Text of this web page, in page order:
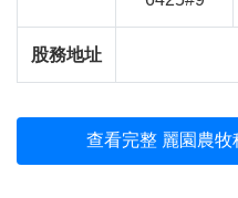
股務地址
查看完整 麗園農